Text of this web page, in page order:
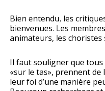
Bien entendu, les
bienvenues. Les
animateurs, les
Il faut souligner que
«sur le tas», prennent de
leur foi d’une manière